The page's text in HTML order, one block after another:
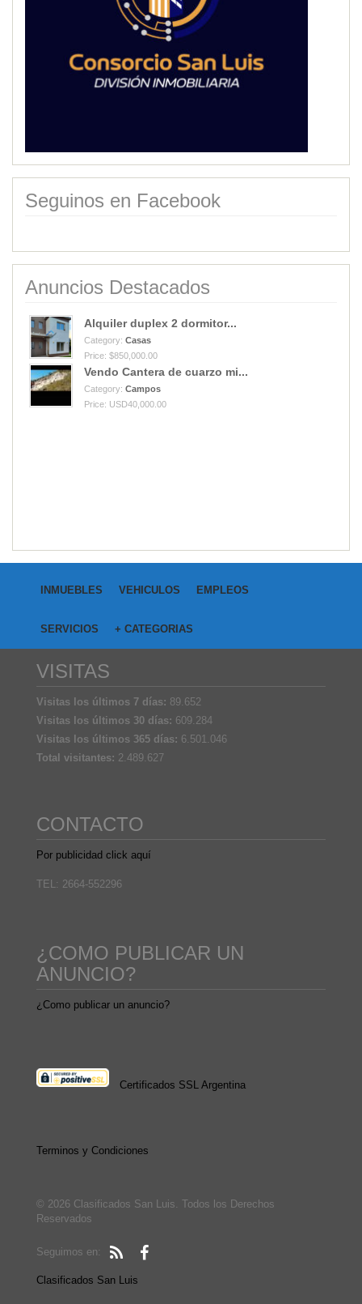
Seguinos en Facebook
Anuncios Destacados
Alquiler duplex 2 dormitor...
Category: Casas
Price: $850,000.00
Vendo Cantera de cuarzo mi...
Category: Campos
Price: USD40,000.00
INMUEBLES VEHICULOS EMPLEOS
SERVICIOS + CATEGORIAS
VISITAS
Visitas los últimos 7 días: 89.652
Visitas los últimos 30 días: 609.284
Visitas los últimos 365 días: 6.501.046
Total visitantes: 2.489.627
CONTACTO
Por publicidad click aquí
TEL: 2664-552296
¿COMO PUBLICAR UN
ANUNCIO?
¿Como publicar un anuncio?
Certificados SSL Argentina
Terminos y Condiciones
© 2026 Clasificados San Luis. Todos los Derechos
Reservados
Seguimos en:
Clasificados San Luis